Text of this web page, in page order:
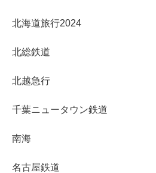
北海道旅行2024
北総鉄道
北越急行
千葉ニュータウン鉄道
南海
名古屋鉄道